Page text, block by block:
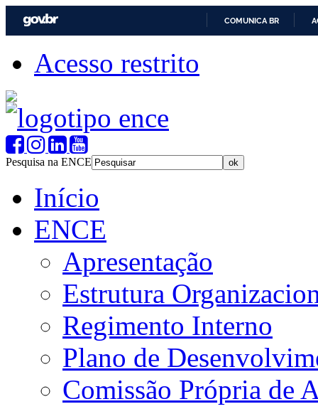
COMUNICA BR
Acesso restrito
Pesquisa na ENCE
Início
ENCE
Apresentação
Estrutura
Regimento Interno
Plano de
Comissão Própria de